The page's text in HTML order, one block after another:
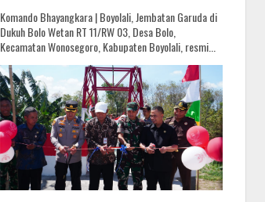
Komando Bhayangkara | Boyolali, Jembatan Garuda di
Dukuh Bolo Wetan RT 11/RW 03, Desa Bolo,
Kecamatan Wonosegoro, Kabupaten Boyolali, resmi...